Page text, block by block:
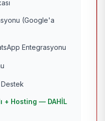
(Google'a
Entegrasyonu
Destek
+ Hosting — DAHİL